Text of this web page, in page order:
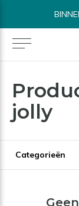
jolly
Categorieën